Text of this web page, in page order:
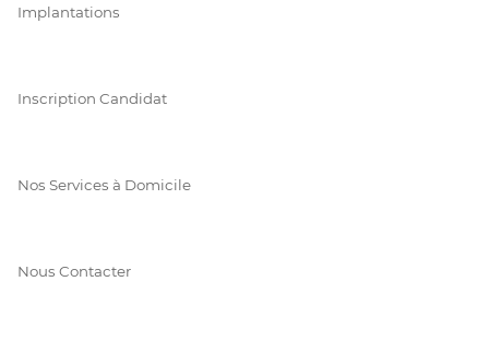
Implantations
Inscription Candidat
Nos Services à Domicile
Nous Contacter